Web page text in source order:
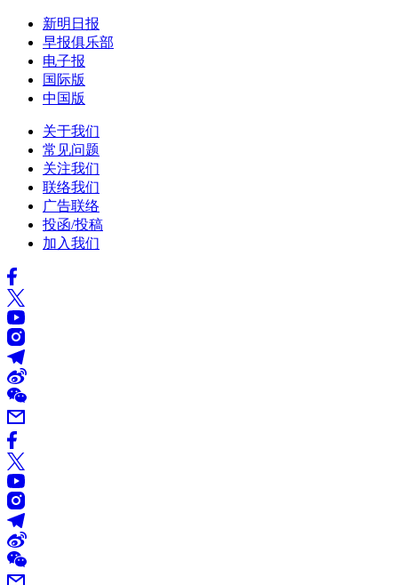
新明日报
早报俱乐部
电子报
国际版
中国版
关于我们
常见问题
关注我们
联络我们
广告联络
投函/投稿
加入我们